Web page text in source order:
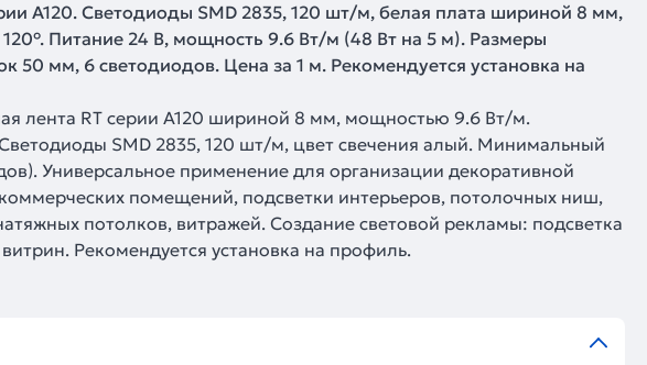
A120. Светодиоды SMD 2835, 120 шт/м, белая плата шириной 8 мм,
Питание 24 В, мощность 9.6 Вт/м (48 Вт на 5 м). Размеры
50 мм, 6 светодиодов. Цена за 1 м. Рекомендуется установка на
лента RT серии A120 шириной 8 мм, мощностью 9.6 Вт/м.
SMD 2835, 120 шт/м, цвет свечения алый. Минимальный
Универсальное применение для организации декоративной
помещений, подсветки интерьеров, потолочных ниш,
потолков, витражей. Создание световой рекламы: подсветка
Рекомендуется установка на профиль.